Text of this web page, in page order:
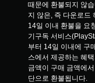
때문에 환불되지 않
지 않은, 즉 다운로드
14일 이내 환불을 요
기구독 서비스
부터 14일 이내에 구
스에서 제공하는 혜
금액이 구매 금액에
단으로 환불됩니다.